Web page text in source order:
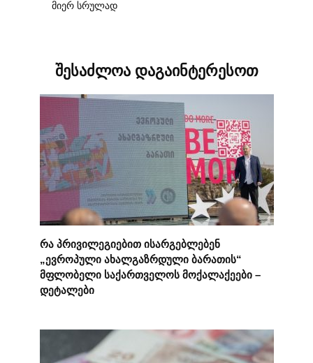
მიერ სრულად
შესაძლოა დაგაინტერესოთ
რა პრივილეგიებით ისარგებლებენ
„ევროპული ახალგაზრდული ბარათის“
მფლობელი საქართველოს მოქალაქეები –
დეტალები